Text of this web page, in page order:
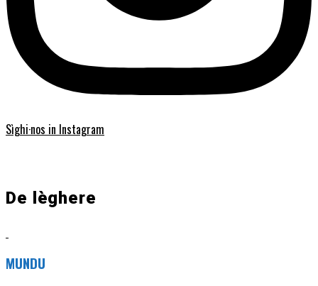
Sìghi·nos in Instagram
De lèghere
MUNDU